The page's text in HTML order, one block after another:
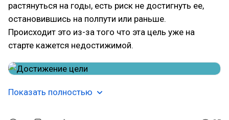
растянуться на годы, есть риск не достигнуть ее,
остановившись на полпути или раньше.
Происходит это из-за того что эта цель уже на
старте кажется недостижимой.
Показать полностью